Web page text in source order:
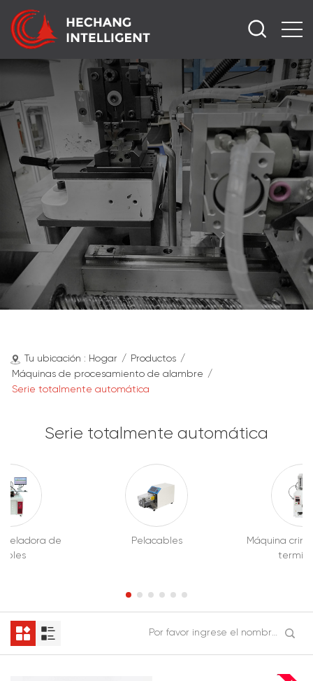
Tu ubicación : Hogar / Productos /
Máquinas de procesamiento de alambre /
Serie totalmente automática
Serie totalmente automática
peladora de
Pelacables
Máquina